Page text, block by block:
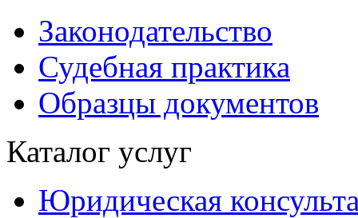
Законодательство
Судебная практика
Образцы документов
Каталог услуг
Юридическая